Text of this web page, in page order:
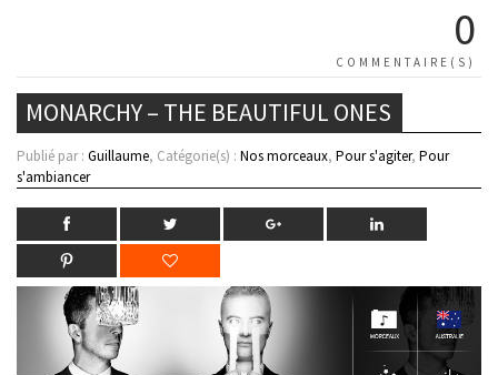
0
COMMENTAIRE(S)
MONARCHY – THE BEAUTIFUL ONES
Publié par : Guillaume, Catégorie(s) : Nos morceaux, Pour s'agiter, Pour
s'ambiancer